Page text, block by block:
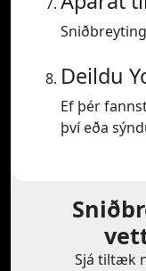
Deildu
Ef þér
því eða
Sjá tiltæk